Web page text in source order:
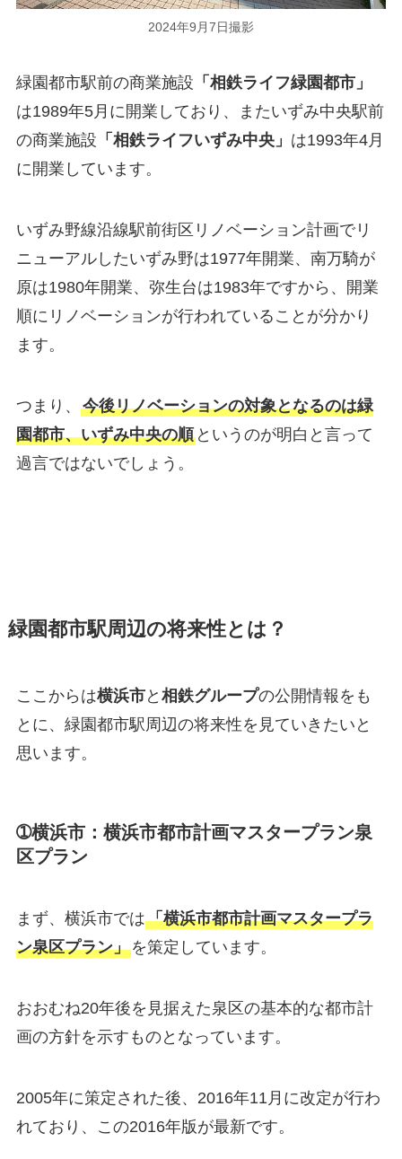
2024年9月7日撮影
緑園都市駅前の商業施設 「相鉄ライフ緑園都市」
は1989年5月に開業しており、またいずみ中央駅前
の商業施設 「相鉄ライフいずみ中央」 は1993年4月
に開業しています。
いずみ野線沿線駅前街区リノベーション計画でリ
ニューアルしたいずみ野は1977年開業、南万騎が
原は1980年開業、弥生台は1983年ですから、開業
順にリノベーションが行われていることが分かり
ます。
つまり、 今後リノベーションの対象となるのは緑
園都市、いずみ中央の順というのが明白と言って
過言ではないでしょう。
緑園都市駅周辺の将来性とは？
ここからは横浜市と 相鉄グループの公開情報をも
とに、緑園都市駅周辺の将来性を見ていきたいと
思います。
➀横浜市：横浜市都市計画マスタープラン泉
区プラン
まず、横浜市では「横浜市都市計画マスタープラ
ン泉区プラン」を策定しています。
おおむね20年後を見据えた泉区の基本的な都市計
画の方針を示すものとなっています。
2005年に策定された後、2016年11月に改定が行わ
れており、この2016年版が最新です。